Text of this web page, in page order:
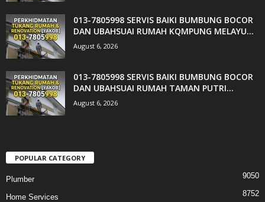
013-7805998 SERVIS BAIKI BUMBUNG BOCOR
DAN UBAHSUAI RUMAH KQMPUNG MELAYU...
August 6, 2026
013-7805998 SERVIS BAIKI BUMBUNG BOCOR
DAN UBAHSUAI RUMAH TAMAN PUTRI...
August 6, 2026
POPULAR CATEGORY
Plumber 9050
Home Services 8752